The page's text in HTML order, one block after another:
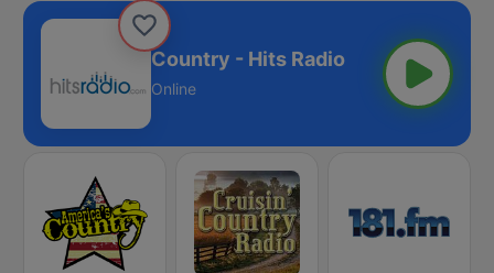
Country - Hits Radio
Online